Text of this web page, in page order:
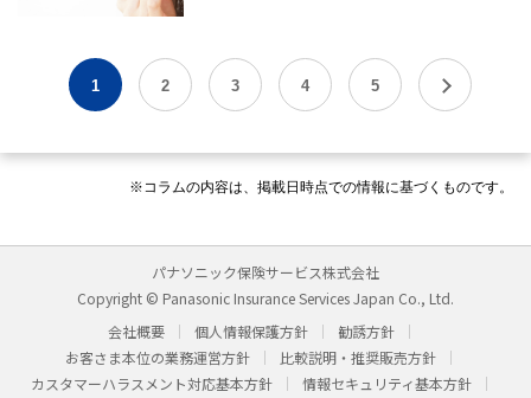
1 2 3 4 5
※コラムの内容は、掲載日時点での情報に基づくものです。
パナソニック保険サービス株式会社
Copyright © Panasonic Insurance Services Japan Co., Ltd.
会社概要
個人情報保護方針
勧誘方針
お客さま本位の業務運営方針
比較説明・推奨販売方針
カスタマーハラスメント対応基本方針
情報セキュリティ基本方針